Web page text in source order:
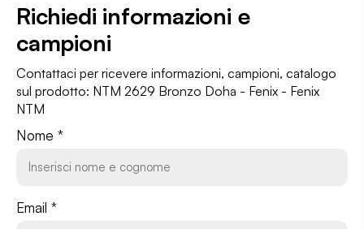
Richiedi informazioni e
campioni
Contattaci per ricevere informazioni, campioni, catalogo
sul prodotto: NTM 2629 Bronzo Doha - Fenix - Fenix
NTM
Nome *
Email *